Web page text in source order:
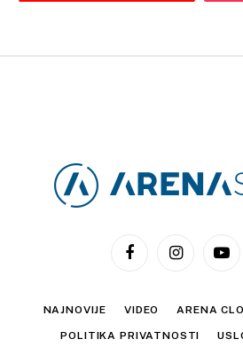
FacebookInstagram
NAJNOVIJE VIDEO ARENA
POLITIKA PRIVATNOSTI